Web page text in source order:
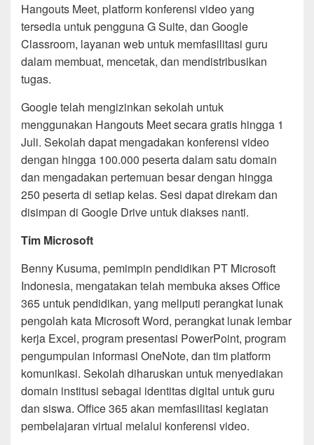
Hangouts Meet, platform konferensi video yang
tersedia untuk pengguna G Suite, dan Google
Classroom, layanan web untuk memfasilitasi guru
dalam membuat, mencetak, dan mendistribusikan
tugas.
Google telah mengizinkan sekolah untuk
menggunakan Hangouts Meet secara gratis hingga 1
Juli. Sekolah dapat mengadakan konferensi video
dengan hingga 100.000 peserta dalam satu domain
dan mengadakan pertemuan besar dengan hingga
250 peserta di setiap kelas. Sesi dapat direkam dan
disimpan di Google Drive untuk diakses nanti.
Tim Microsoft
Benny Kusuma, pemimpin pendidikan PT Microsoft
Indonesia, mengatakan telah membuka akses Office
365 untuk pendidikan, yang meliputi perangkat lunak
pengolah kata Microsoft Word, perangkat lunak lembar
kerja Excel, program presentasi PowerPoint, program
pengumpulan informasi OneNote, dan tim platform
komunikasi. Sekolah diharuskan untuk menyediakan
domain institusi sebagai identitas digital untuk guru
dan siswa. Office 365 akan memfasilitasi kegiatan
pembelajaran virtual melalui konferensi video.